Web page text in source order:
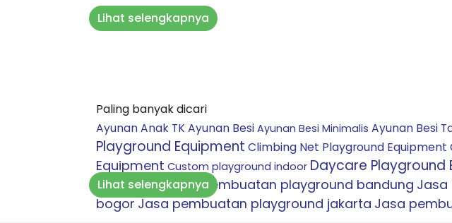
pemasangan, perawatan dan pengadaan suku cadang. Dengan
kemari mengurus pembuatan playground.
semua hal ini. Kualitas produk, tenaga kerja, dan penawaran
kami adalah penawaran yang sangat menguntungkan apalagi
Untuk Anda yang tinggal jauh dari pusat kota tak perlu
Tenang saja, sudah banyak klien kami dari daerah yang telah
Jadi tak perlu ada lagi yang diragukan soal layanan kami.
Yuk Konsultasikan semua kebutuhan kepada kami dan akan
Untuk mendapatkan layanan spesial Happy Play Indonesia
Lihat selengkapnya
Paling banyak dicari
Ayunan Anak TKAyunan Besi Ayunan Besi Minimalis Ayunan Besi
Playground Equipment Climbing Net Playground Equipment
Equipment Custom playground indoor Daycare Playground
EquipmentJasa pembuatan playground bandung Jasa
bogor Jasa pembuatan playground jakarta Jasa
Lihat selengkapnya